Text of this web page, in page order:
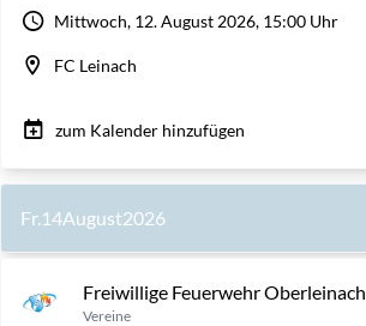
Mittwoch, 12. August 2026, 15:00 Uhr
FC Leinach
zum Kalender hinzufügen
Fr.14August2026
Freiwillige Feuerwehr Oberleinach
Vereine